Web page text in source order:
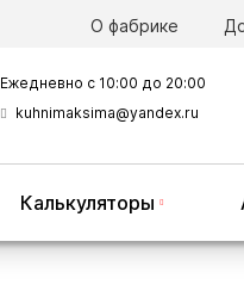
О фабрике
Ежедневно с 10:00 до 20:00
kuhnimaksima@yandex.ru
Калькуляторы